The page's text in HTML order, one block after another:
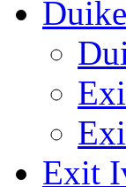
Exit